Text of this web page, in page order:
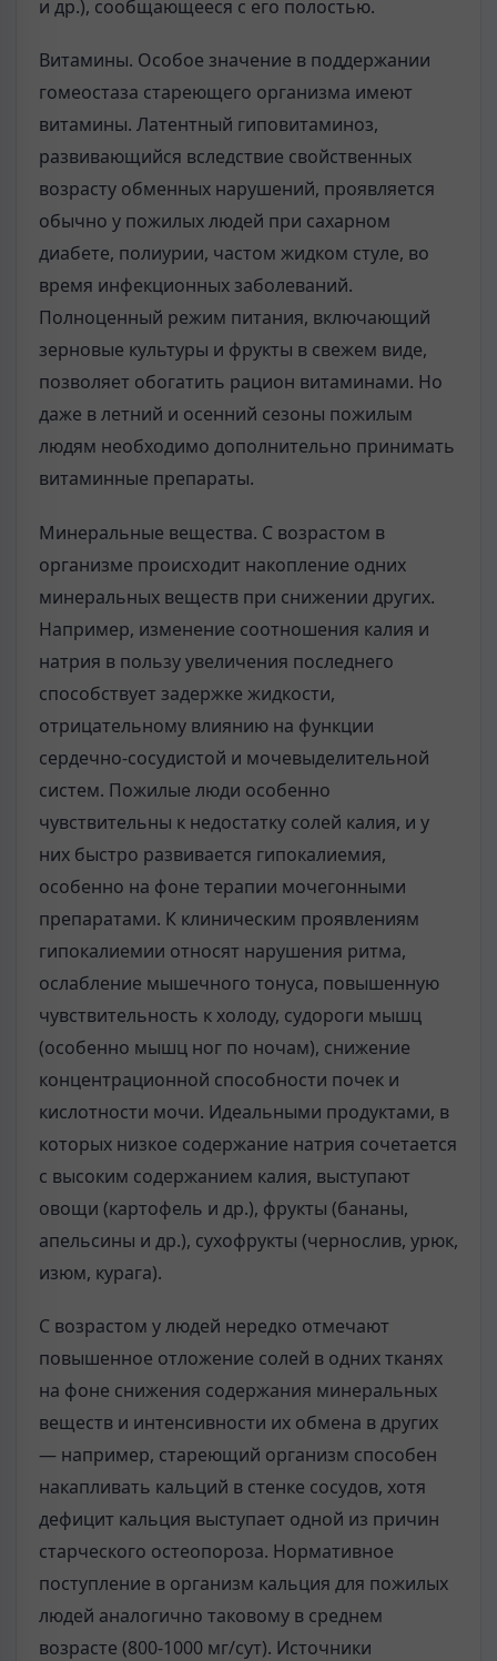
и др.), сообщающееся с его полостью.
Витамины. Особое значение в поддержании
гомеостаза стареющего организма имеют
витамины. Латентный гиповитаминоз,
развивающийся вследствие свойственных
возрасту обменных нарушений, проявляется
обычно у пожилых людей при сахарном
диабете, полиурии, частом жидком стуле, во
время инфекционных заболеваний.
Полноценный режим питания, включающий
зерновые культуры и фрукты в свежем виде,
позволяет обогатить рацион витаминами. Но
даже в летний и осенний сезоны пожилым
людям необходимо дополнительно принимать
витаминные препараты.
Минеральные вещества. С возрастом в
организме происходит накопление одних
минеральных веществ при снижении других.
Например, изменение соотношения калия и
натрия в пользу увеличения последнего
способствует задержке жидкости,
отрицательному влиянию на функции
сердечно-сосудистой и мочевыделительной
систем. Пожилые люди особенно
чувствительны к недостатку солей калия, и у
них быстро развивается гипокалиемия,
особенно на фоне терапии мочегонными
препаратами. К клиническим проявлениям
гипокалиемии относят нарушения ритма,
ослабление мышечного тонуса, повышенную
чувствительность к холоду, судороги мышц
(особенно мышц ног по ночам), снижение
концентрационной способности почек и
кислотности мочи. Идеальными продуктами, в
которых низкое содержание натрия сочетается
с высоким содержанием калия, выступают
овощи (картофель и др.), фрукты (бананы,
апельсины и др.), сухофрукты (чернослив, урюк,
изюм, курага).
С возрастом у людей нередко отмечают
повышенное отложение солей в одних тканях
на фоне снижения содержания минеральных
веществ и интенсивности их обмена в других
— например, стареющий организм способен
накапливать кальций в стенке сосудов, хотя
дефицит кальция выступает одной из причин
старческого остеопороза. Нормативное
поступление в организм кальция для пожилых
людей аналогично таковому в среднем
возрасте (800-1000 мг/сут). Источники